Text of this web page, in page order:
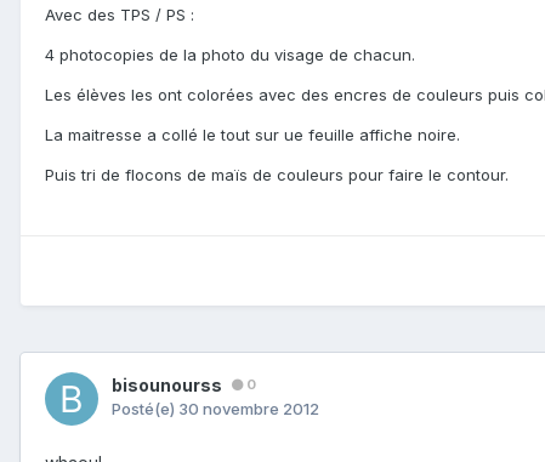
Avec des TPS / PS :
4 photocopies de la photo du visage de chacun.
Les élèves les ont colorées avec des encres de couleurs puis
La maitresse a collé le tout sur ue feuille affiche noire.
Puis tri de flocons de maïs de couleurs pour faire le contour.
bisounourss 0
Posté(e) 30 novembre 2012